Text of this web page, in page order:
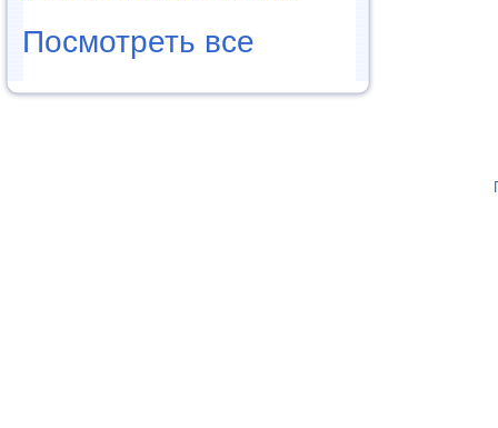
Посмотреть все